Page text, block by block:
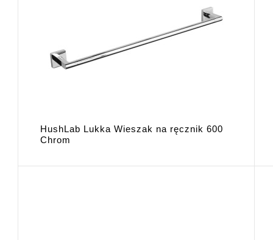
HushLab Lukka Wieszak na ręcznik 600
Chrom